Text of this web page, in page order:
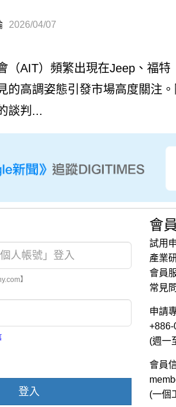
2026/04/07
（AIT）頻繁出現在Jeep、福
的高調姿態引發市場高度關注
談判...
】
登入
會
試用
產業
會員
常見
申請
+886-
(週一
會員
(一個